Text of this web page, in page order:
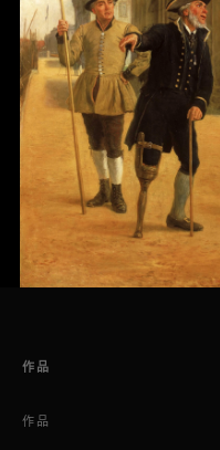
作品
作品